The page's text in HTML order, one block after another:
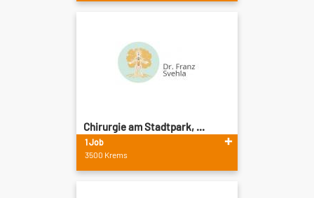
Chirurgie am Stadtpark, ...
1 Job
3500 Krems